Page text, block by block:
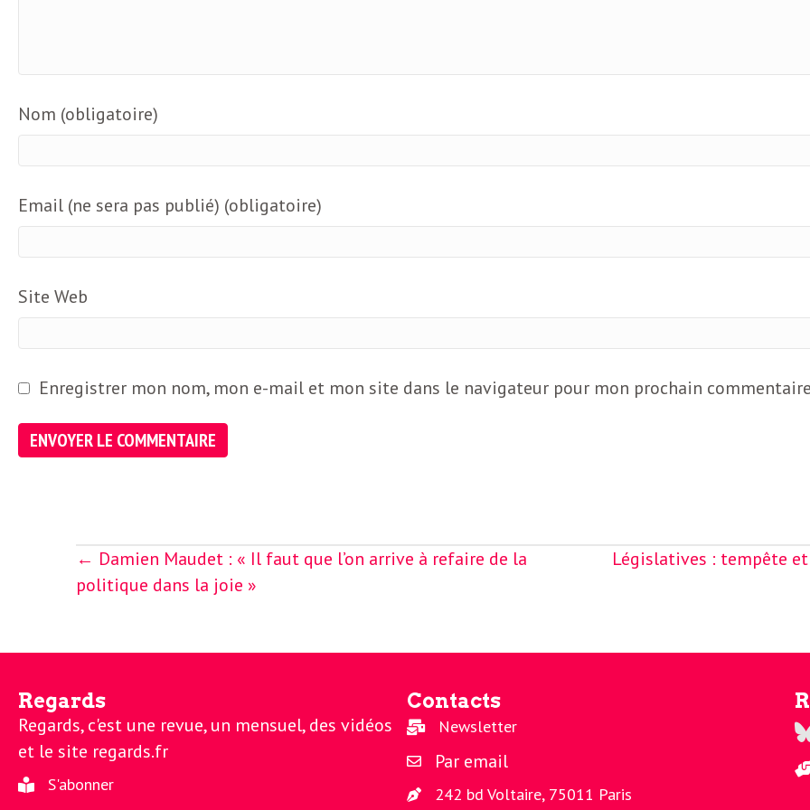
e
t
t
r
d
e
R
g
r
d
s
Nom (obligatoire)
Email (ne sera pas publié) (obligatoire)
Site Web
Enregistrer mon nom, mon e-mail et mon site dans le navigateur pour mon prochain
Posts
navigation
← Damien Maudet : « Il faut que l’on arrive à refaire de la
politique dans la joie »
Législatives : tempête et
Regards
Regards, c'est une revue, un mensuel, des vidéos
et le site regards.fr
S'abonner
Contacts
Newsletter
Par email
242 bd Voltaire, 75011 Paris